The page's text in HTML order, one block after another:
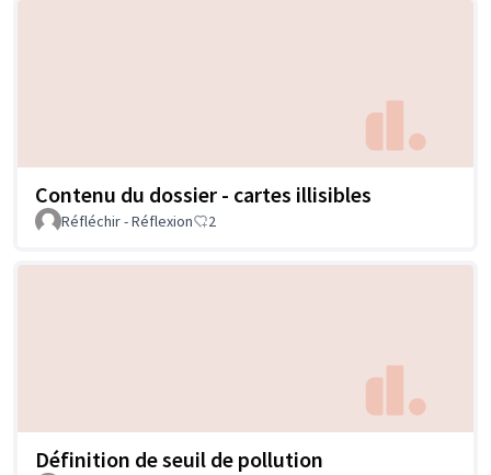
Contenu du dossier - cartes illisibles
Réfléchir - Réflexion 2
Définition de seuil de pollution